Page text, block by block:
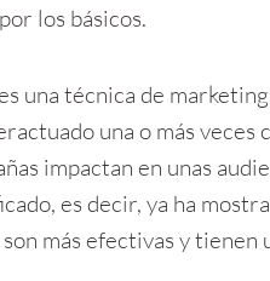
los básicos.
una técnica de
una o más veces
impactan en unas
es decir, ya ha
más efectivas y tienen